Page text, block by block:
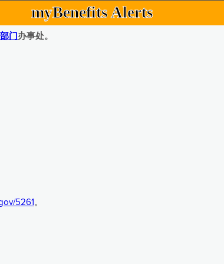
myBenefits Alerts
门办事处。
5261。